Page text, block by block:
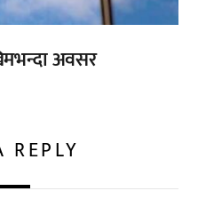
अवसर
REPLY